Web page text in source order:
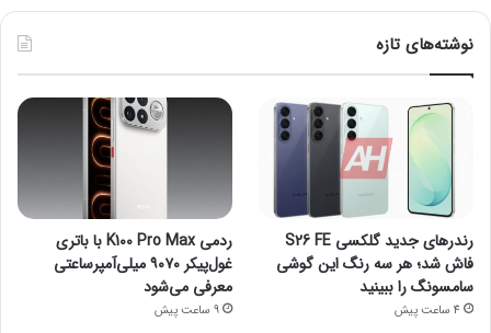
نوشته‌های تازه
رندرهای جدید گلکسی S26 FE
فاش شد؛ هر سه رنگ این گوشی
سامسونگ را ببینید
4 ساعت پیش
ردمی K100 Pro Max با باتری
غول‌پیکر ۹۰۷۰ میلی‌آمپرساعتی
معرفی می‌شود
9 ساعت پیش